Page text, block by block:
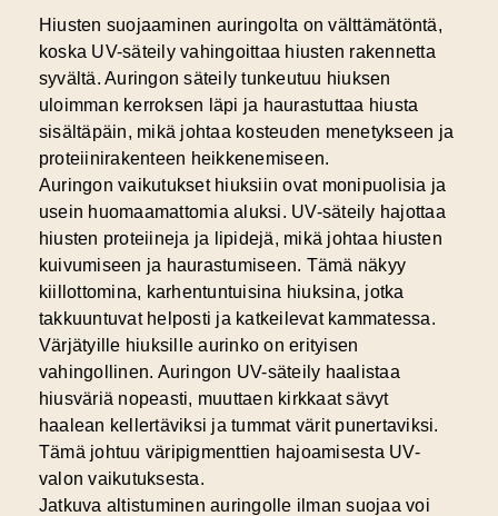
Hiusten suojaaminen auringolta on välttämätöntä,
koska UV-säteily vahingoittaa hiusten rakennetta
syvältä. Auringon säteily tunkeutuu hiuksen
uloimman kerroksen läpi ja haurastuttaa hiusta
sisältäpäin, mikä johtaa kosteuden menetykseen ja
proteiinirakenteen heikkenemiseen.
Auringon vaikutukset hiuksiin ovat monipuolisia ja
usein huomaamattomia aluksi. UV-säteily hajottaa
hiusten proteiineja ja lipidejä, mikä johtaa hiusten
kuivumiseen ja haurastumiseen. Tämä näkyy
kiillottomina, karhentuntuisina hiuksina, jotka
takkuuntuvat helposti ja katkeilevat kammatessa.
Värjätyille hiuksille aurinko on erityisen
vahingollinen. Auringon UV-säteily haalistaa
hiusväriä nopeasti, muuttaen kirkkaat sävyt
haalean kellertäviksi ja tummat värit punertaviksi.
Tämä johtuu väripigmenttien hajoamisesta UV-
valon vaikutuksesta.
Jatkuva altistuminen auringolle ilman suojaa voi